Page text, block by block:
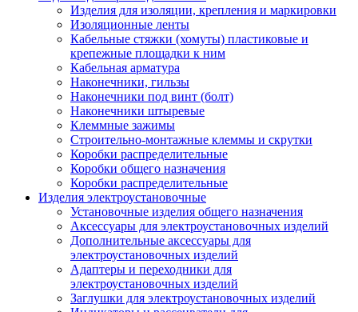
Изделия для изоляции, крепления и маркировки
Изоляционные ленты
Кабельные стяжки (хомуты) пластиковые и
крепежные площадки к ним
Кабельная арматура
Наконечники, гильзы
Наконечники под винт (болт)
Наконечники штыревые
Клеммные зажимы
Строительно-монтажные клеммы и скрутки
Коробки распределительные
Коробки общего назначения
Коробки распределительные
Изделия электроустановочные
Установочные изделия общего назначения
Аксессуары для электроустановочных изделий
Дополнительные аксессуары для
электроустановочных изделий
Адаптеры и переходники для
электроустановочных изделий
Заглушки для электроустановочных изделий